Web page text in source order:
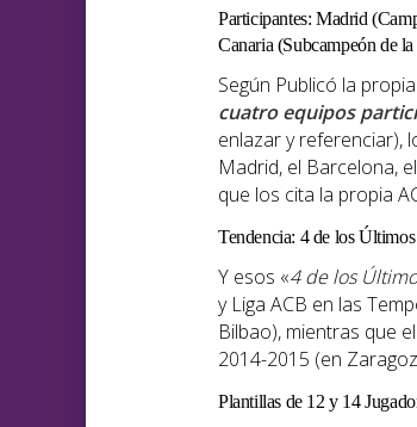
Participantes: Madrid
Canaria (Subcampeón de
Según Publicó la
cuatro equipos
enlazar y referenciar),
Madrid, el Barcelona,
que los cita la propia
Tendencia: 4 de los
Y esos «4 de los
y Liga ACB en las
Bilbao), mientras que
2014-2015 (en
Plantillas de 12 y 14